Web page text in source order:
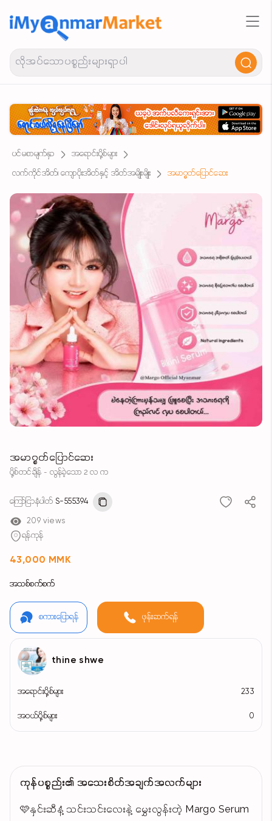
ပင်မစာမျက်နှာ
အရောင်းပို့စ်များ
လက်ကိုင်အိတ်၊ ကျောပိုးအိတ်နှင့် အိတ်အမျိုးမျိုး
အမာ၇ွတ်ပြောင်ဆေး
အမာ၇ွတ်ပြောင်ဆေး
ပို့စ်တင်ချိန် - လွန်ခဲ့သော 2 လ က
ကြော်ငြာနံပါတ် S-555394
209 views
ရန်ကုန်
43,000 MMK
အသစ်စက်စက်
စကားပြောရန် ဖုန်းဆက်ရန်
thine shwe
အရောင်းပို့စ်များ 233
အဝယ်ပို့စ်များ 0
ကုန်ပစ္စည်း၏ အသေးစိတ်အချက်အလက်များ
🩷နှင်းဆီနံ့ သင်းသင်းလေးနဲ့ မွှေးလွန်းတဲ့ Margo Serum